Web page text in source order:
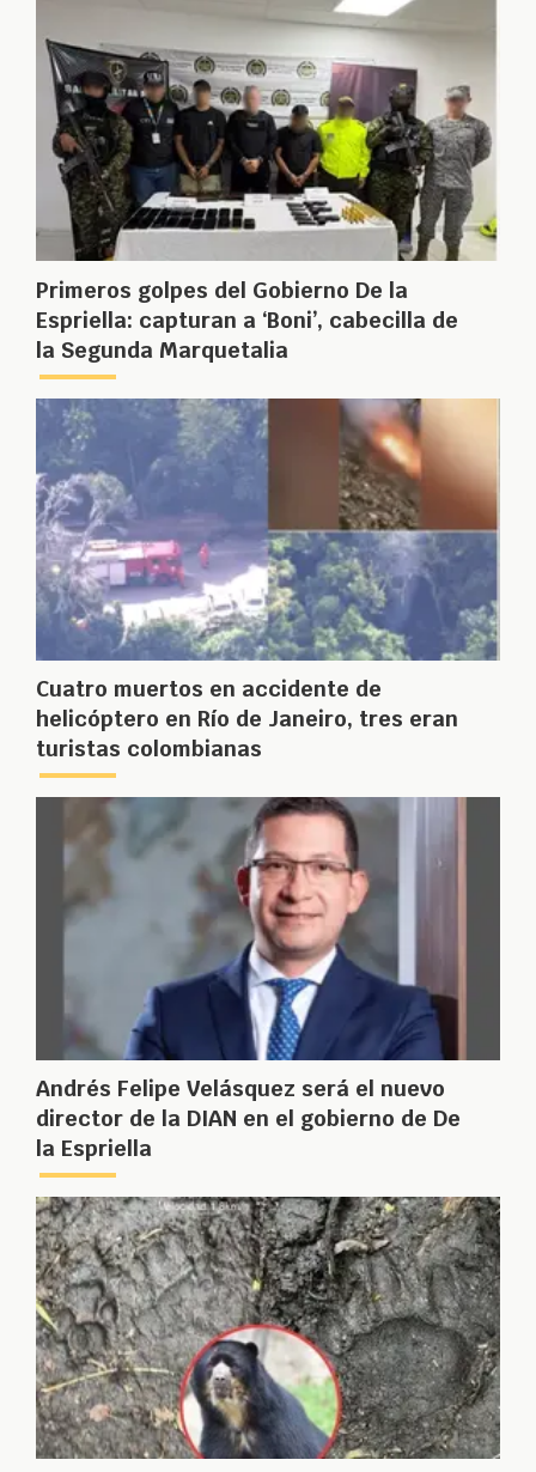
Primeros golpes del Gobierno De la
Espriella: capturan a ‘Boni’, cabecilla de
la Segunda Marquetalia
Cuatro muertos en accidente de
helicóptero en Río de Janeiro, tres eran
turistas colombianas
Andrés Felipe Velásquez será el nuevo
director de la DIAN en el gobierno de De
la Espriella